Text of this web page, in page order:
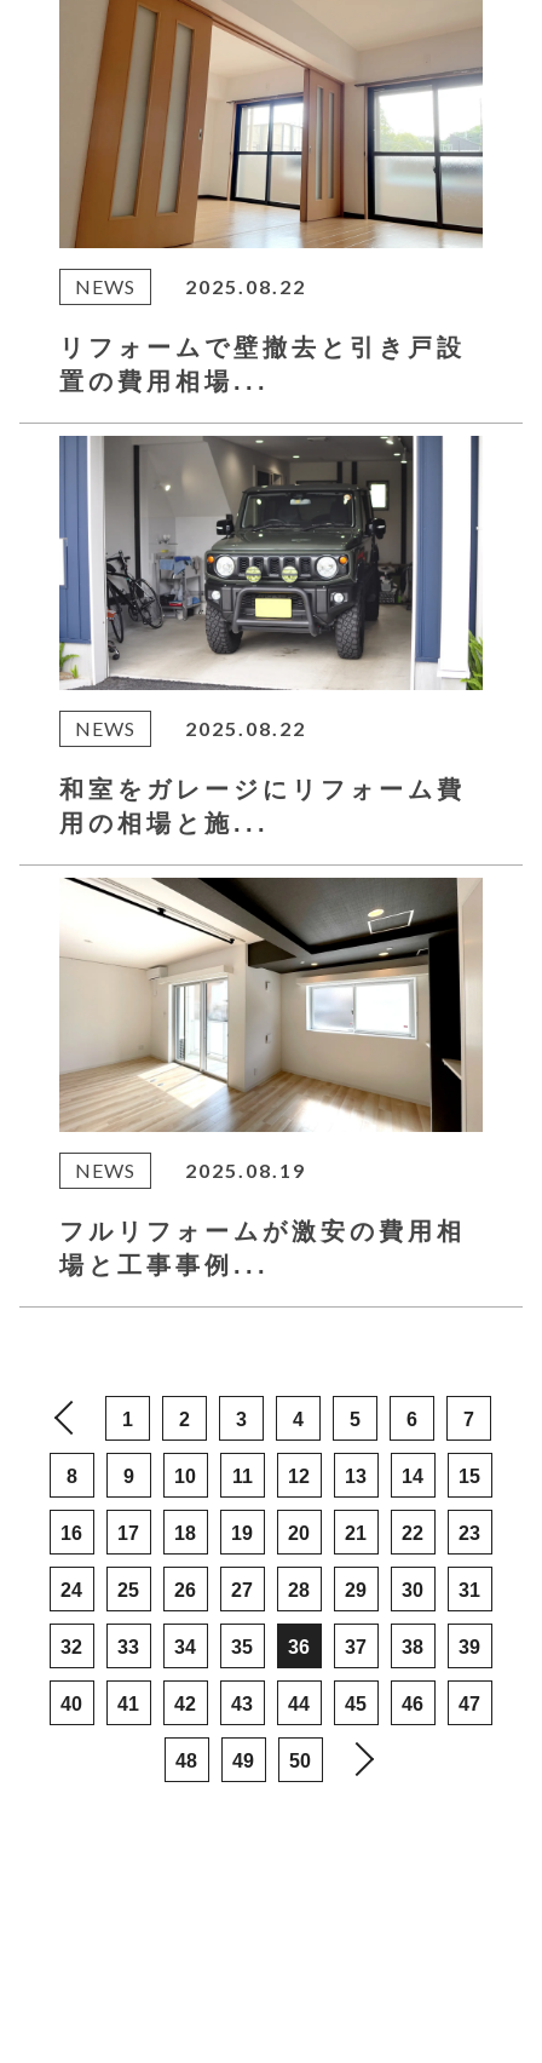
NEWS 2025.08.22
リフォームで壁撤去と引き戸設
置の費用相場...
NEWS 2025.08.22
和室をガレージにリフォーム費
用の相場と施...
NEWS 2025.08.19
フルリフォームが激安の費用相
場と工事事例...
1 2 3 4 5 6 7
8 9 10 11 12 13 14 15
16 17 18 19 20 21 22 23
24 25 26 27 28 29 30 31
32 33 34 35 36 37 38 39
40 41 42 43 44 45 46 47
48 49 50